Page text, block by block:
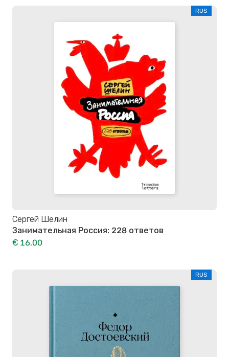
RUS
Сергей Шелин
Занимательная Россия: 228 ответов
€ 16,00
RUS